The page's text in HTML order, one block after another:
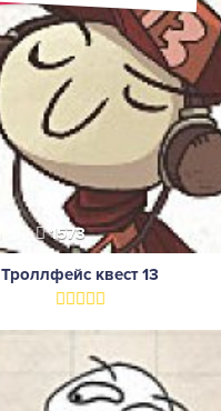
1573
Троллфейс квест 13